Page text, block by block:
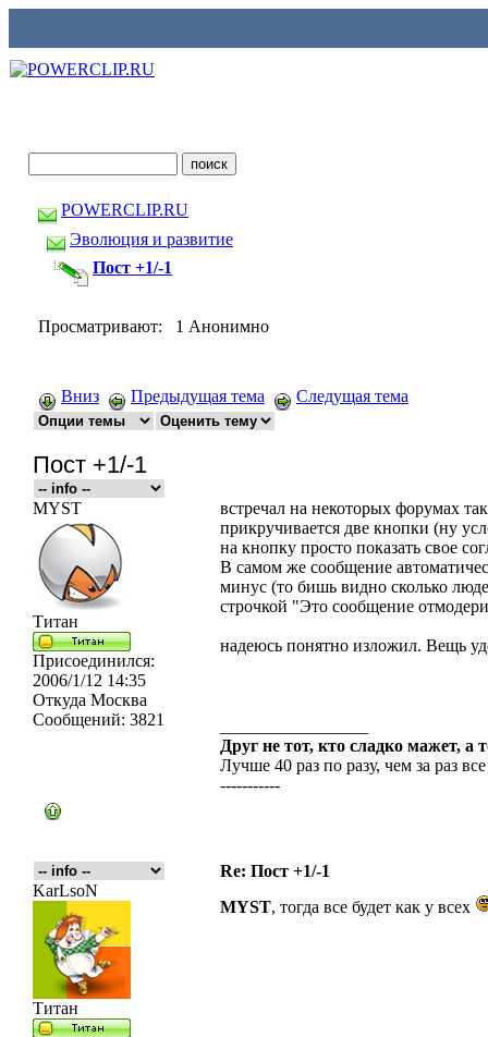
POWERCLIP.RU
Эволюция и развитие
Пост +1/-1
Просматривают: 1 Анонимно
Вниз Предыдущая тема Следущая тема
Пост +1/-1
MYST
Титан
Присоединился:
2006/1/12 14:35
Откуда Москва
Сообщений: 3821
встречал на некоторых форумах
прикручивается две кнопки (ну
на кнопку просто показать свое
В самом же сообщение
минус (то бишь видно сколько
строчкой "Это сообщение
надеюсь понятно изложил. Вещь
Друг не тот, кто сладко мажет, а
Лучше 40 раз по разу, чем за раз
-----------
Re: Пост +1/-1
KarLsoN
Титан
MYST, тогда все будет как у всех